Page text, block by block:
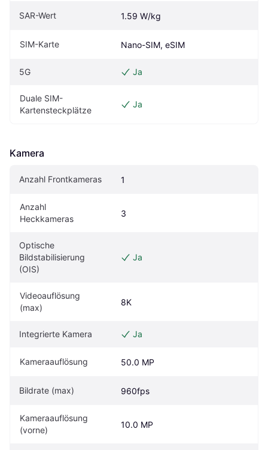
SAR-Wert 1.59 W/kg
SIM-Karte Nano-SIM, eSIM
5G Ja
Duale SIM-
Kartensteckplätze
Ja
Kamera
Anzahl Frontkameras 1
Anzahl
Heckkameras
3
Optische
Bildstabilisierung
(OIS)
Ja
Videoauflösung
(max)
8K
Integrierte Kamera Ja
Kameraauflösung 50.0 MP
Bildrate (max) 960fps
Kameraauflösung
(vorne)
10.0 MP